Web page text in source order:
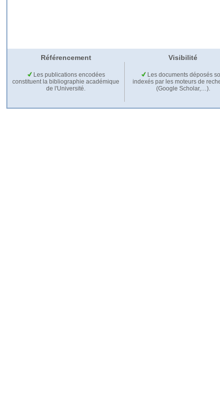
Référencement Visibilité
Les publications encodées
constituent la bibliographie académique
de l'Université.
Les documents déposés
indexés par les moteurs de
(Google Scholar,…).